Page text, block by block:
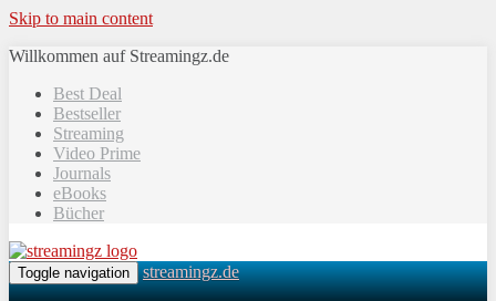
Skip to main content
Willkommen auf Streamingz.de
Best Deal
Bestseller
Streaming
Video Prime
Journals
eBooks
Bücher
Toggle navigation streamingz.de